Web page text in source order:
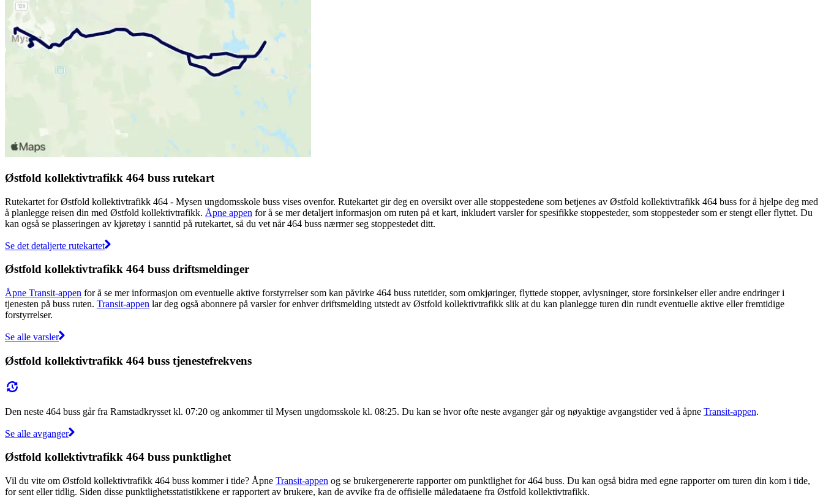
Østfold kollektivtrafikk 464 buss rutekart
Rutekartet for Østfold kollektivtrafikk 464 - Mysen ungdomsskole buss vises ovenfor. Rutekartet gir deg en oversikt over alle stoppestedene som betjenes av Østfold kollektivtrafikk 464 buss for å hjelpe deg med
å planlegge reisen din med Østfold kollektivtrafikk. Åpne appen for å se mer detaljert informasjon om ruten på et kart, inkludert varsler for spesifikke stoppesteder, som stoppesteder som er stengt eller flyttet. Du
kan også se plasseringen av kjøretøy i sanntid på rutekartet, så du vet når 464 buss nærmer seg stoppestedet ditt.
Se det detaljerte rutekartet
Østfold kollektivtrafikk 464 buss driftsmeldinger
Åpne Transit-appen for å se mer informasjon om eventuelle aktive forstyrrelser som kan påvirke 464 buss rutetider, som omkjøringer, flyttede stopper, avlysninger, store forsinkelser eller andre endringer i
tjenesten på buss ruten. Transit-appen lar deg også abonnere på varsler for enhver driftsmelding utstedt av Østfold kollektivtrafikk slik at du kan planlegge turen din rundt eventuelle aktive eller fremtidige
forstyrrelser.
Se alle varsler
Østfold kollektivtrafikk 464 buss tjenestefrekvens
Den neste 464 buss går fra Ramstadkrysset kl. 07:20 og ankommer til Mysen ungdomsskole kl. 08:25. Du kan se hvor ofte neste avganger går og nøyaktige avgangstider ved å åpne Transit-appen.
Se alle avganger
Østfold kollektivtrafikk 464 buss punktlighet
Vil du vite om Østfold kollektivtrafikk 464 buss kommer i tide? Åpne Transit-appen og se brukergenererte rapporter om punktlighet for 464 buss. Du kan også bidra med egne rapporter om turen din kom i tide,
for sent eller tidlig. Siden disse punktlighetsstatistikkene er rapportert av brukere, kan de avvike fra de offisielle måledataene fra Østfold kollektivtrafikk.